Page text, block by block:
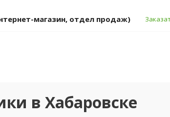
магазин, отдел продаж)
в Хабаровске